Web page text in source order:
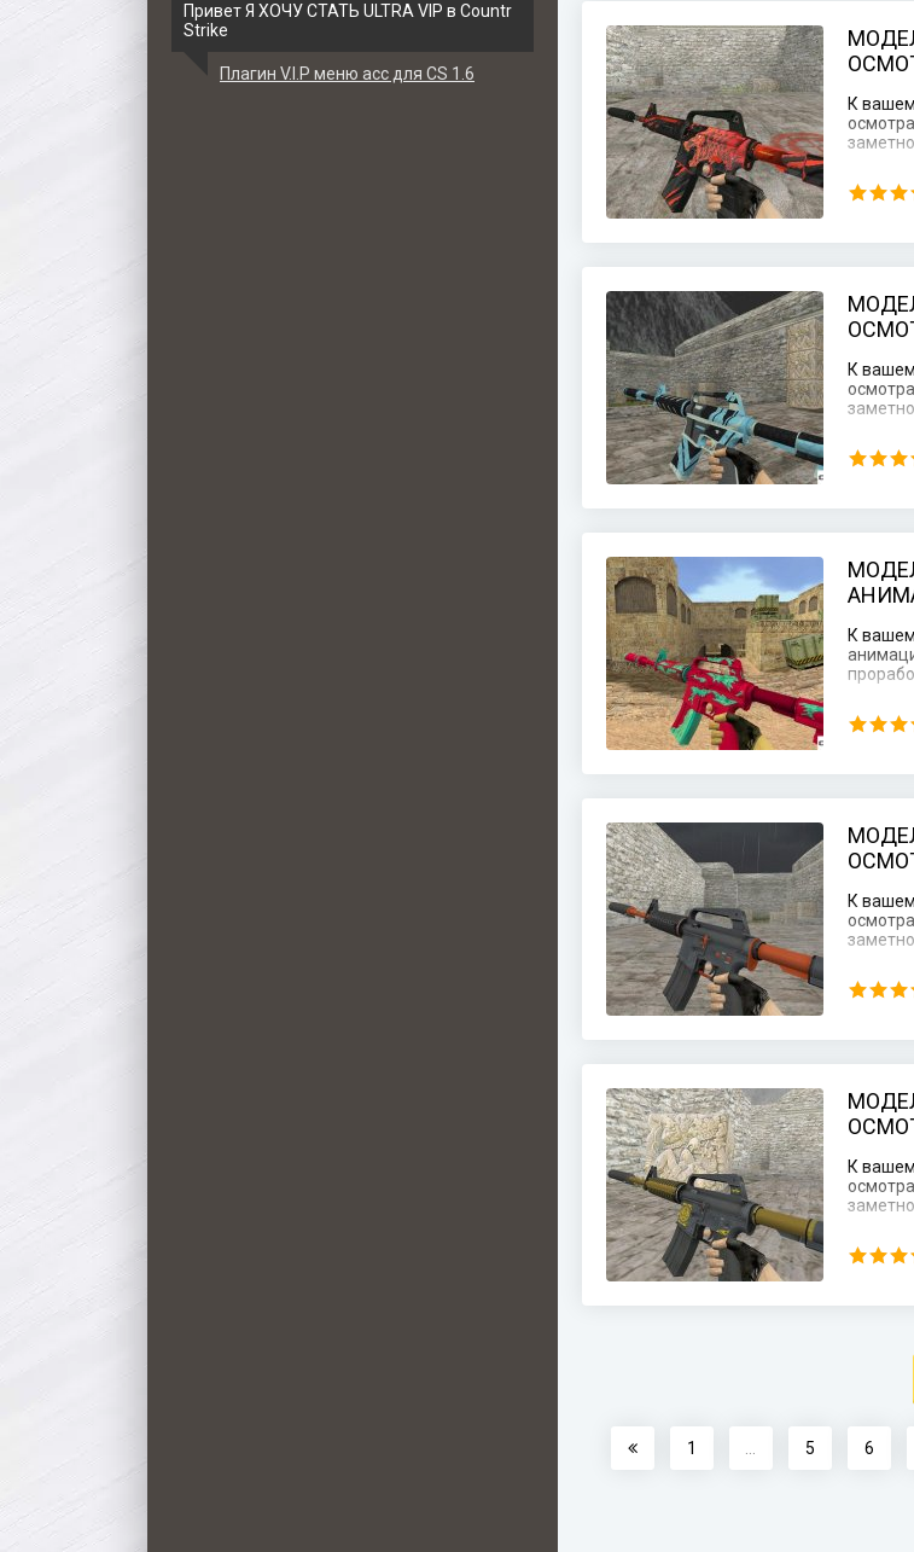
К
К
К
К
К
1 5 6
Привет Я ХОЧУ СТАТЬ ULTRA VIP в Countr
Strike
Плагин V.I.P меню acc для CS 1.6